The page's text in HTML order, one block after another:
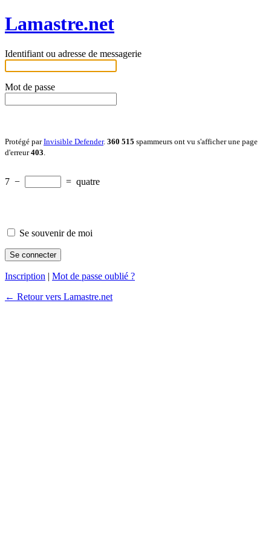
Lamastre.net
Identifiant ou adresse de messagerie
Mot de passe
Protégé parInvisible Defender. 360 515 spammeurs ont vu s'afficher une page
d'erreur403
7 − = quatre
Se souvenir de moi
Inscription | Mot de passe oublié ?
← Retour vers Lamastre.net